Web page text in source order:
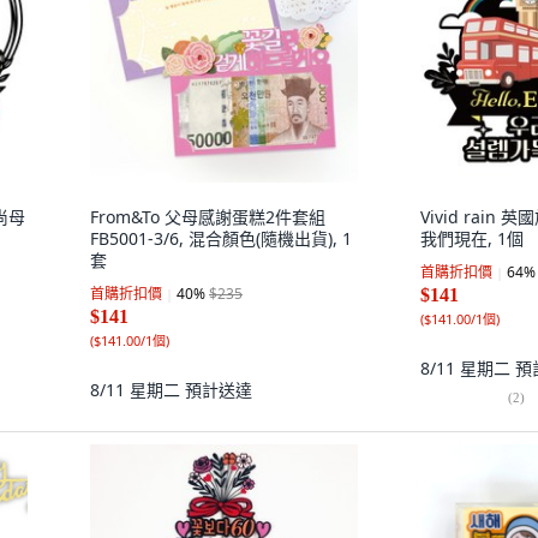
母
From&To 父母感謝蛋糕2件套組
FB5001-3/6, 混合顏色(隨機出貨), 1
套
首購折扣價 40%$235
$141
($141.00/1個)
8/11 星期二 預計送達
Vivid rain 英國
我們現在, 1個
首購折扣價 64%
$141
($141.00/1個)
8/11 星期二 預
(2)